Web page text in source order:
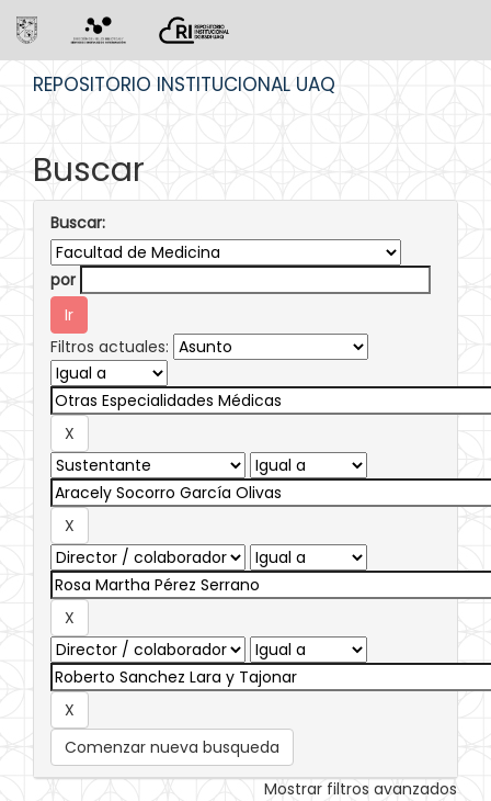
REPOSITORIO INSTITUCIONAL UAQ
Buscar
Buscar:
por
Filtros actuales:
Comenzar nueva busqueda
Mostrar filtros avanzados